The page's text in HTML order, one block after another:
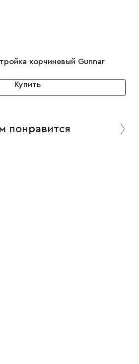
корчиневый Gunnar
Купить
понравится